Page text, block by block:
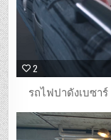
2
รถไฟปาดังเบซา